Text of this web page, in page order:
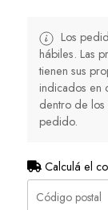
Los
hábiles. Las
tienen sus
indicados en
dentro de
pedido.
Calculá el